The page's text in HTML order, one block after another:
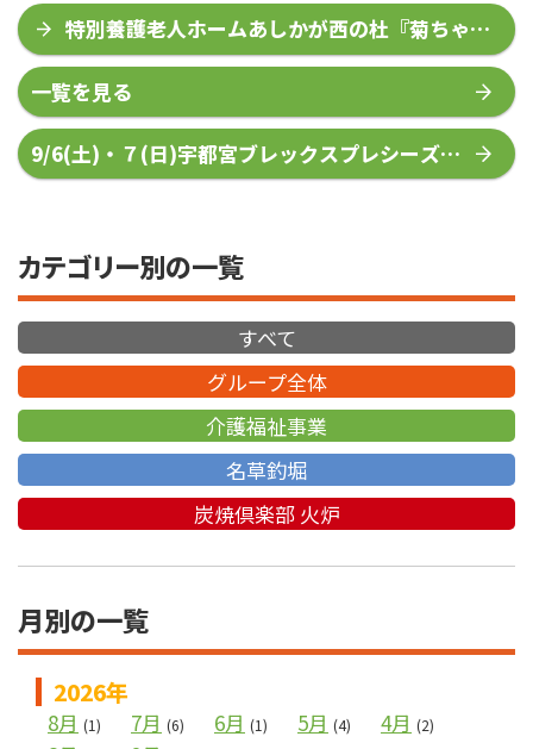
特別養護老人ホームあしかが西の杜『菊ちゃん
屋台ラーメン』
一覧を見る
9/6(土)・７(日)宇都宮ブレックスプレシーズン
ゲーム 足利開催
カテゴリー別の一覧
すべて
グループ全体
介護福祉事業
名草釣堀
炭焼倶楽部 火炉
月別の一覧
2026年
8月 (1) 7月 (6) 6月 (1) 5月 (4) 4月 (2)